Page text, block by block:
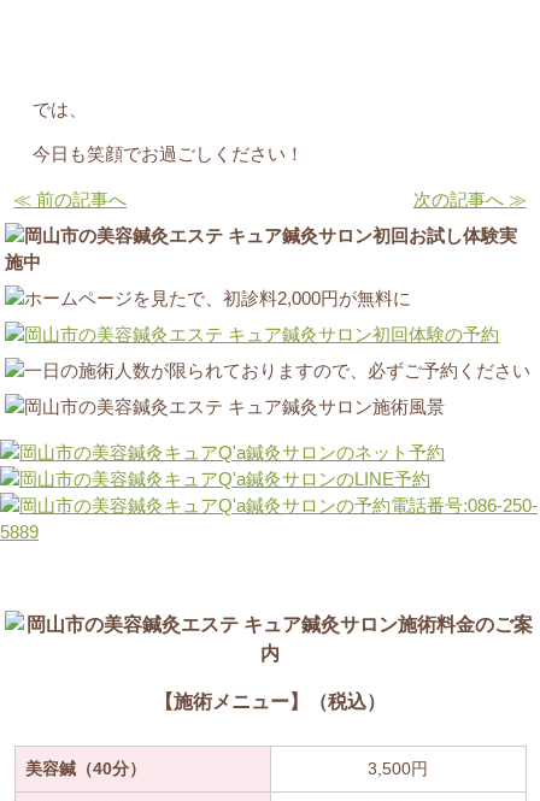
では、
今日も笑顔でお過ごしください！
≪ 前の記事へ 次の記事へ ≫
【施術メニュー】（税込）
美容鍼（40分） 3,500円